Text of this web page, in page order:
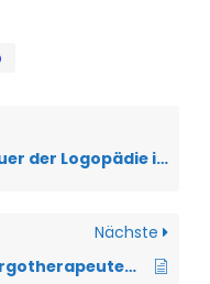
bei der ALS empfehlenswert?
Nächste
Welche Hilfestellung geben Ergotherapeuten bei der Anpassung von Hilfsmitteln?